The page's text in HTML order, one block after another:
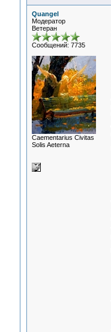
Quangel
Модератор
Ветеран
Сообщений: 7735
Сaementarius Civitas
Solis Aeterna